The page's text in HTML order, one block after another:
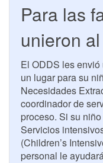
Para las
unieron
El ODDS les
un lugar para su
Necesidades
coordinador de
proceso. Si su
Servicios
(Children’s
personal le